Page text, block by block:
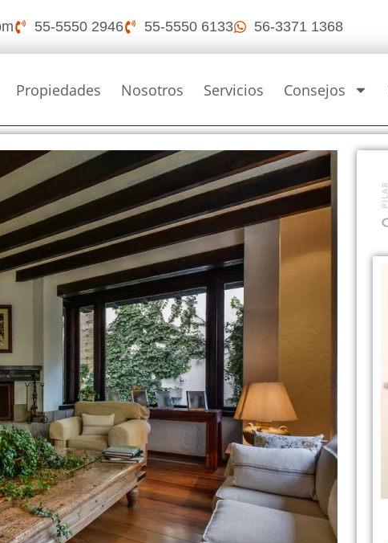
55-5550 2946 55-5550 6133 56-3371 1368
Propiedades Nosotros Servicios Consejos